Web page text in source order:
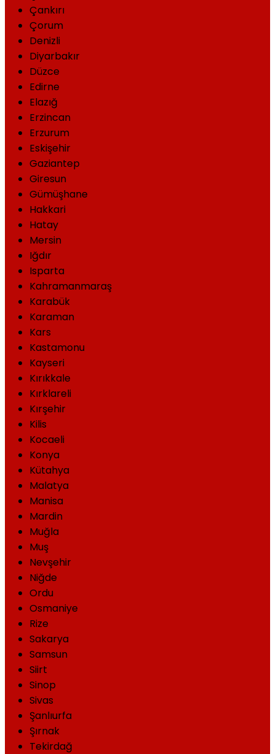
Çankırı
Çorum
Denizli
Diyarbakır
Düzce
Edirne
Elazığ
Erzincan
Erzurum
Eskişehir
Gaziantep
Giresun
Gümüşhane
Hakkari
Hatay
Mersin
Iğdır
Isparta
Kahramanmaraş
Karabük
Karaman
Kars
Kastamonu
Kayseri
Kırıkkale
Kırklareli
Kırşehir
Kilis
Kocaeli
Konya
Kütahya
Malatya
Manisa
Mardin
Muğla
Muş
Nevşehir
Niğde
Ordu
Osmaniye
Rize
Sakarya
Samsun
Siirt
Sinop
Sivas
Şanlıurfa
Şırnak
Tekirdağ